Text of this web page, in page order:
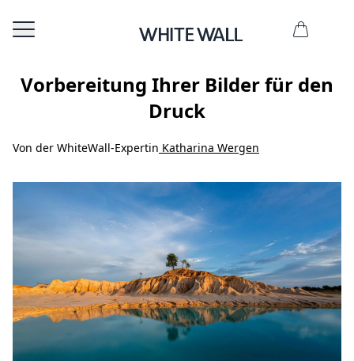
Vorbereitung Ihrer Bilder für den
Druck
Von der WhiteWall-Expertin Katharina Wergen